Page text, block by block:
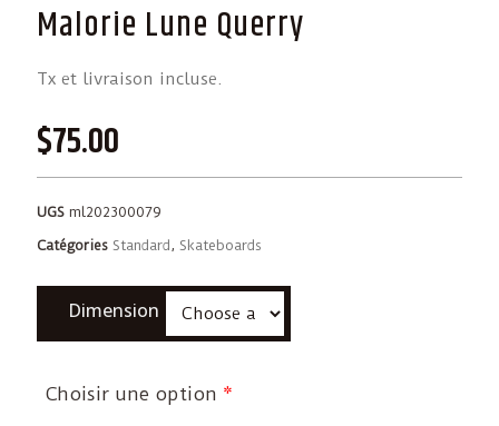
Malorie Lune Querry
Tx et livraison incluse.
$75.00
UGSml202300079
Catégories Standard, Skateboards
Dimension
Choisir une option *